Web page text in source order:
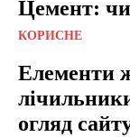
Цемент:
КОРИСНЕ
Елементи
огляд